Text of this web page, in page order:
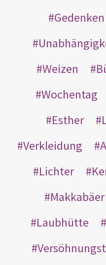
Gedenken
Weizen
Wochentag
Esther
Verkleidung
Lichter
Makkabäer
Laubhütte